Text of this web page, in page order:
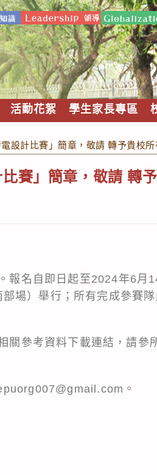
活動花絮 學生家長專區
設計比賽」簡章，敬請 轉予貴校
賽」簡章，敬請 轉
報名自即日起至2024年6月
場）舉行；所有完成參賽
關參考資料下載連結，請參
。